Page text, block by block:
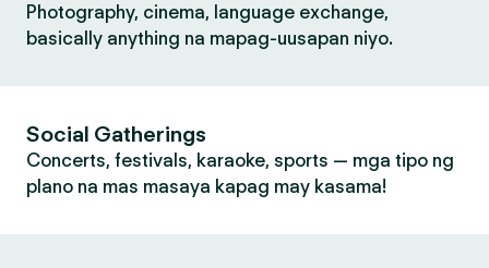
Photography, cinema, language exchange,
basically anything na mapag-uusapan niyo.
Social Gatherings
Concerts, festivals, karaoke, sports — mga tipo ng
plano na mas masaya kapag may kasama!